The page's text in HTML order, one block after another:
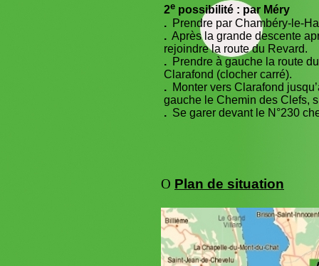
2e possibilité : par Méry
. Prendre par Chambéry-le-
. Après la grande descente
rejoindre la route du Revard.
. Prendre à gauche la route
Clarafond (clocher carré).
. Monter vers Clarafond
gauche le Chemin des Clefs,
. Se garer devant le N°230
O Plan de situation